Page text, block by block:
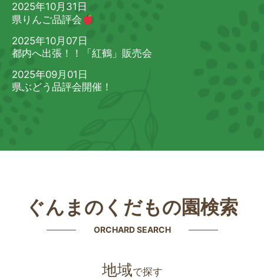
2025年10月31日
県りんご品評会
2025年10月07日
都内へ出張！！「紅鶴」販売会
2025年09月01日
県ぶどう品評会開催！
ぐんまのくだもの園検索
ORCHARD SEARCH
地域で探す